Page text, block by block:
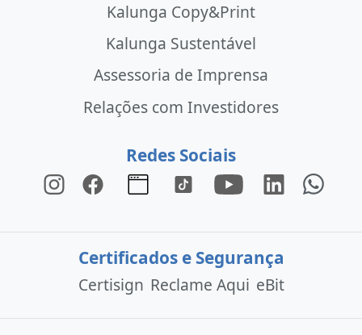
Kalunga Copy&Print
Kalunga Sustentável
Assessoria de Imprensa
Relações com Investidores
Redes Sociais
Certificados e Segurança
Certisign Reclame Aqui eBit